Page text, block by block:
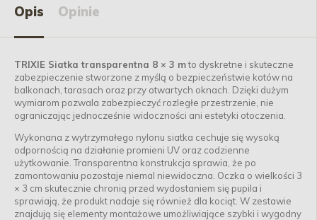
Opis Opinie
TRIXIE Siatka transparentna 8 × 3 mto dyskretne i skuteczne
zabezpieczenie stworzone z myślą o bezpieczeństwie kotów na
balkonach, tarasach oraz przy otwartych oknach. Dzięki dużym
wymiarom pozwala zabezpieczyć rozległe przestrzenie, nie
ograniczając jednocześnie widoczności ani estetyki otoczenia.
Wykonana z wytrzymałego nylonu siatka cechuje się wysoką
odpornością na działanie promieni UV oraz codzienne
użytkowanie. Transparentna konstrukcja sprawia, że po
zamontowaniu pozostaje niemal niewidoczna. Oczka o wielkości 3
× 3 cm skutecznie chronią przed wydostaniem się pupila i
sprawiają, że produkt nadaje się również dla kociąt. W zestawie
znajdują się elementy montażowe umożliwiające szybki i wygodny